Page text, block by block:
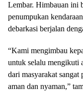
Lembar. Himbauan ini
penumpukan
debarkasi berjalan
“Kami mengimbau
untuk selalu mengikuti
dari masyarakat
aman dan nyaman,”